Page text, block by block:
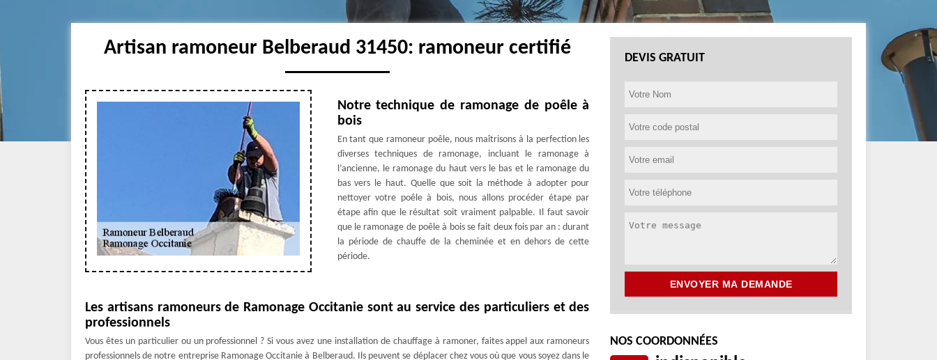
Artisan ramoneur Belberaud 31450: ramoneur certifié
Notre technique de ramonage de poêle à
bois
En tant que ramoneur poêle, nous maîtrisons à la perfection les
diverses techniques de ramonage, incluant le ramonage à
l’ancienne, le ramonage du haut vers le bas et le ramonage du
bas vers le haut. Quelle que soit la méthode à adopter pour
nettoyer votre poêle à bois, nous allons procéder étape par
étape afin que le résultat soit vraiment palpable. Il faut savoir
que le ramonage de poêle à bois se fait deux fois par an : durant
la période de chauffe de la cheminée et en dehors de cette
période.
Les artisans ramoneurs de Ramonage Occitanie sont au service des particuliers et des
professionnels
Vous êtes un particulier ou un professionnel ? Si vous avez une installation de chauffage à ramoner, faites appel aux ramoneurs
professionnels de notre entreprise Ramonage Occitanie à Belberaud. Ils peuvent se déplacer chez vous où que vous soyez dans le
DEVIS GRATUIT
NOS COORDONNÉES